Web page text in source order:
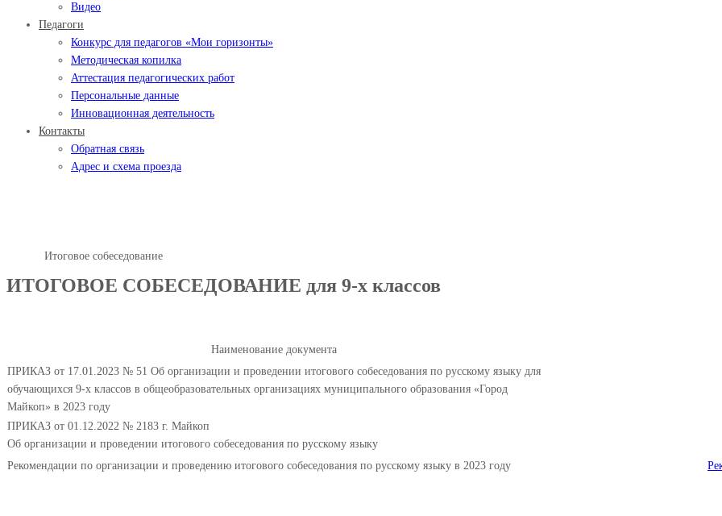
Видео
Педагоги
Конкурс для педагогов «Мои горизонты»
Методическая копилка
Аттестация педагогических работ
Персональные данные
Инновационная деятельность
Контакты
Обратная связь
Адрес и схема проезда
Итоговое собеседование
ИТОГОВОЕ СОБЕСЕДОВАНИЕ для 9-х классов
Наименование документа
ПРИКАЗ от 17.01.2023 № 51 Об организации и проведении итогового собеседования по русскому языку для
обучающихся 9-х классов в общеобразовательных организациях муниципального образования «Город
Майкоп» в 2023 году
ПРИКАЗ от 01.12.2022 № 2183 г. Майкоп
Об организации и проведении итогового собеседования по русскому языку
Рекомендации по организации и проведению итогового собеседования по русскому языку в 2023 году